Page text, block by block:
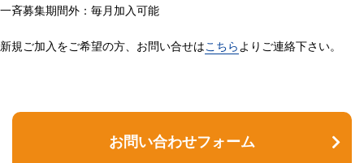
一斉募集期間外：毎月加入可能
新規ご加入をご希望の方、お問い合せはこちら よりご連絡下さい。
お問い合わせフォーム